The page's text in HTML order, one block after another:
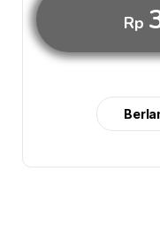
Rp